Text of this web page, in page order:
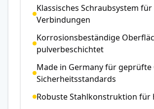
Klassisches Schraubsystem
Verbindungen
Korrosionsbeständige
pulverbeschichtet
Made in Germany für
Sicherheitsstandards
Robuste Stahlkonstruktion für